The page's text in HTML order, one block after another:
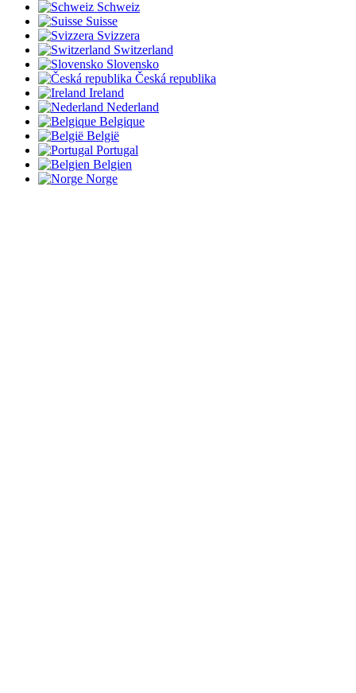
Schweiz
Suisse
Svizzera
Switzerland
Slovensko
Česká republika
Ireland
Nederland
Belgique
België
Portugal
Belgien
Norge